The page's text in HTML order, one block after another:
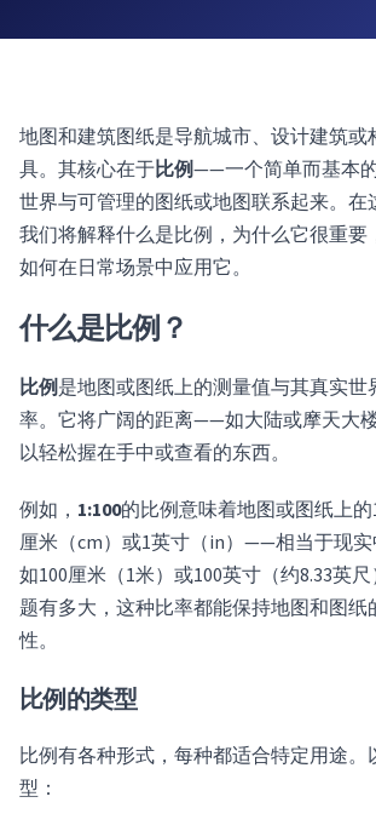
地图和建筑图纸是导航城市、设计建筑或
具。其核心在于比例——一个简单而基本
世界与可管理的图纸或地图联系起来。在
我们将解释什么是比例，为什么它很重要
如何在日常场景中应用它。
什么是比例？
比例是地图或图纸上的测量值与其真实世
率。它将广阔的距离——如大陆或摩天大
以轻松握在手中或查看的东西。
例如， 1:100的比例意味着地图或图纸上
厘米（cm）或1英寸（in）——相当于现实
如100厘米（1米）或100英寸（约8.33英
题有多大，这种比率都能保持地图和图纸
性。
比例的类型
比例有各种形式，每种都适合特定用途。
型：